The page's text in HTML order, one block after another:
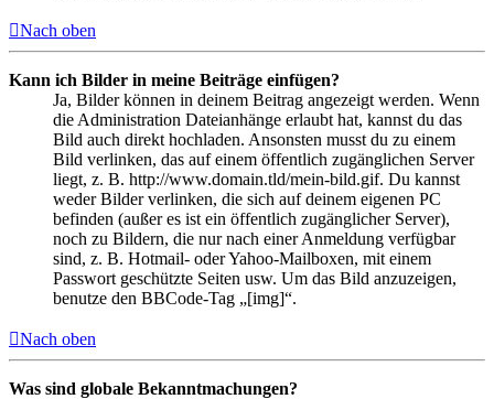
Nach oben
Kann ich Bilder in meine Beiträge einfügen?
Ja, Bilder können in deinem Beitrag angezeigt werden. Wenn
die Administration Dateianhänge erlaubt hat, kannst du das
Bild auch direkt hochladen. Ansonsten musst du zu einem
Bild verlinken, das auf einem öffentlich zugänglichen Server
liegt, z. B. http://www.domain.tld/mein-bild.gif. Du kannst
weder Bilder verlinken, die sich auf deinem eigenen PC
befinden (außer es ist ein öffentlich zugänglicher Server),
noch zu Bildern, die nur nach einer Anmeldung verfügbar
sind, z. B. Hotmail- oder Yahoo-Mailboxen, mit einem
Passwort geschützte Seiten usw. Um das Bild anzuzeigen,
benutze den BBCode-Tag „[img]“.
Nach oben
Was sind globale Bekanntmachungen?